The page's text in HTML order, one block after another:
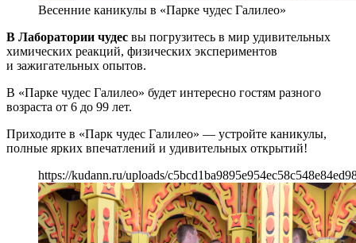
Весенние каникулы в «Парке чудес Галилео»
В Лаборатории чудес вы погрузитесь в мир удивительных
химических реакций, физических экспериментов
и зажигательных опытов.
В «Парке чудес Галилео» будет интересно гостям разного
возраста от 6 до 99 лет.
Приходите в «Парк чудес Галилео» — устройте каникулы,
полные ярких впечатлений и удивительных открытий!
https://kudann.ru/uploads/